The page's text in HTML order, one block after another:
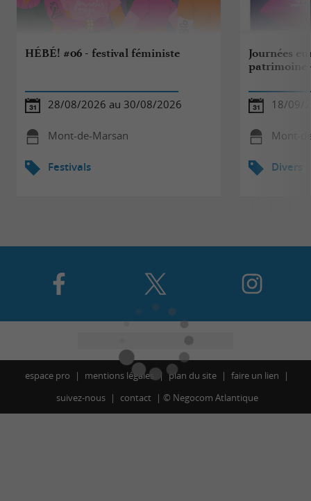
HÉBÉ! #06 - festival féministe
28/08/2026 au 30/08/2026
Mont-de-Marsan
Festivals
Journées
patrimoine
18/09/
Mont-
Divers
espace pro mentions légales plan du site
faire un lien
suivez-nous
contact © Negocom Atlantique